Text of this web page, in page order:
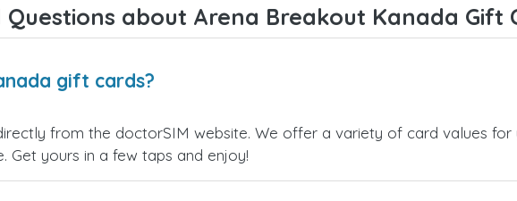
about Arena Breakout Kanada Gift
gift cards?
from the doctorSIM website. We offer a variety of card values
Get yours in a few taps and enjoy!